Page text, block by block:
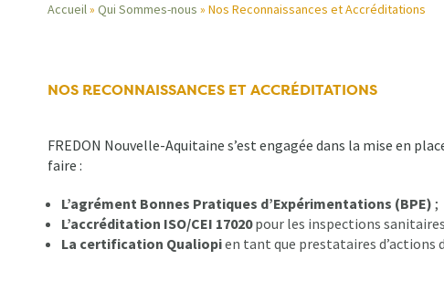
d'Ariane
Accueil Qui Sommes-nous Nos Reconnaissances et Accréditations
NOS RECONNAISSANCES ET ACCRÉDITATIONS
FREDON Nouvelle-Aquitaine s’est engagée dans la mise en
faire :
L’agrément Bonnes Pratiques d’Expérimentations (BPE) ;
L’accréditation ISO/CEI 17020pour les inspections
La certification Qualiopien tant que prestataires d’actions